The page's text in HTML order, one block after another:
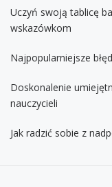
Uczyń swoją tablicę
wskazówkom
Najpopularniejsze
Doskonalenie
nauczycieli
Jak radzić sobie z